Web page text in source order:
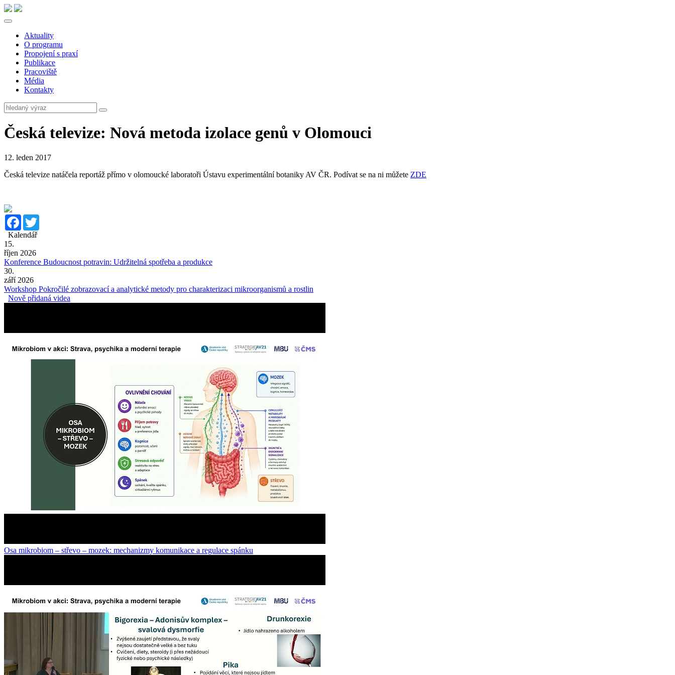
Aktuality
O programu
Propojení s praxí
Publikace
Pracoviště
Média
Kontakty
Česká televize: Nová metoda izolace genů v Olomouci
12. leden 2017
Česká televize natáčela reportáž přímo v olomoucké laboratoři Ústavu experimentální botaniky AV ČR. Podívat se na ni můžete ZDE
Facebook
Kalendář
15.
říjen 2026
Konference Budoucnost potravin: Udržitelná spotřeba a produkce
30.
září 2026
Workshop Pokročilé zobrazovací a analytické metody pro charakterizaci mikroorganismů a rostlin
Nově přidaná videa
Osa mikrobiom – střevo – mozek: mechanizmy komunikace a regulace spánku